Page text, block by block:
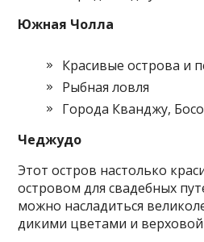
Южная Чолла
Красивые острова и
Рыбная ловля
Города Кванджу,
Чеджудо
Этот остров настолько
островом для свадебных
можно насладиться
дикими цветами и верховой